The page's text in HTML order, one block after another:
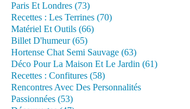
Paris Et Londres (73)
Recettes : Les Terrines (70)
Matériel Et Outils (66)
Billet D'humeur (65)
Hortense Chat Semi Sauvage (63)
Déco Pour La Maison Et Le Jardin (61)
Recettes : Confitures (58)
Rencontres Avec Des Personnalités
Passionnées (53)